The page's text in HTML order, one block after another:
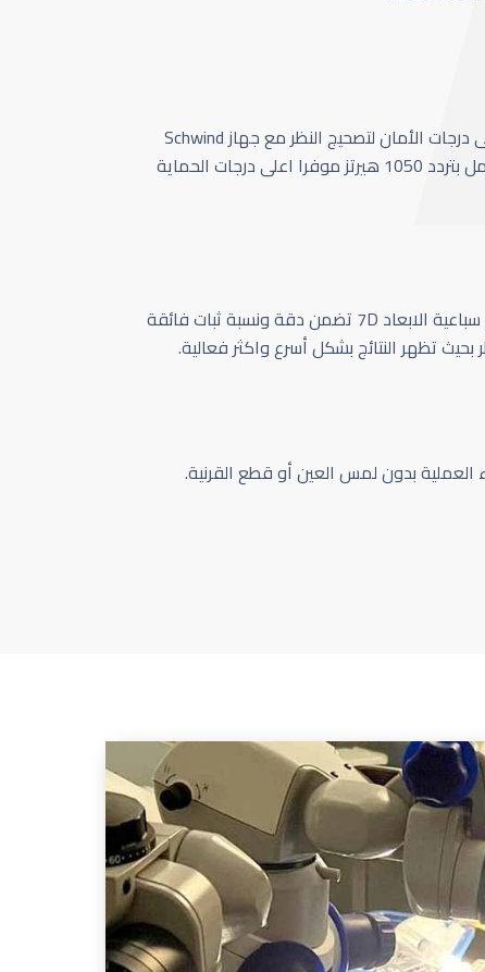
أحدث وأسرع تقنية بأعلى درجات الأمان لتصحيج النظر مع جهاز Schwind
Amaris 1050 الذي يعمل بتردد 1050 هيرتز موفرا اعلى درجات الحماية
كاميرا تتبع حركة العين سباعية الابعاد 7D تضمن دقة ونسبة ثبات فائقة
بحيث تظهر النتائج بشكل أسرع واكثر فعالية.
العملية بدون لمس العين أو قطع القرنية.